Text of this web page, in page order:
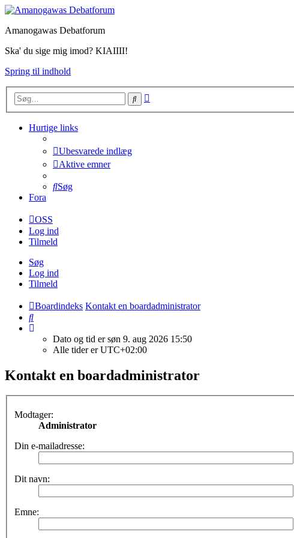
Amanogawas Debatforum
Ska' du sige mig imod? KIAIIII!
Spring til indhold
Søg
Hurtige links
Ubesvarede indlæg
Aktive emner
Søg
Fora
OSS
Log ind
Tilmeld
Søg
Log ind
Tilmeld
Boardindeks Kontakt en boardadministrator
Søg
Dato og tid er søn 9. aug 2026 15:50
Alle tider erUTC+02:00
Kontakt en boardadministrator
Modtager:
Administrator
Din e-mailadresse:
Dit navn:
Emne: